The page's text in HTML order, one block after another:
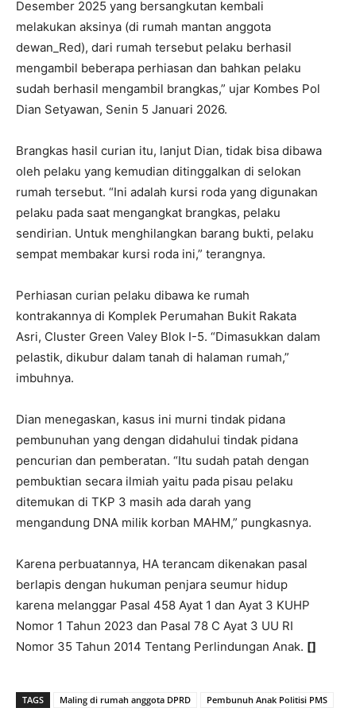
Desember 2025 yang bersangkutan kembali
melakukan aksinya (di rumah mantan anggota
dewan_Red), dari rumah tersebut pelaku berhasil
mengambil beberapa perhiasan dan bahkan pelaku
sudah berhasil mengambil brangkas,” ujar Kombes Pol
Dian Setyawan, Senin 5 Januari 2026.
Brangkas hasil curian itu, lanjut Dian, tidak bisa dibawa
oleh pelaku yang kemudian ditinggalkan di selokan
rumah tersebut. “Ini adalah kursi roda yang digunakan
pelaku pada saat mengangkat brangkas, pelaku
sendirian. Untuk menghilangkan barang bukti, pelaku
sempat membakar kursi roda ini,” terangnya.
Perhiasan curian pelaku dibawa ke rumah
kontrakannya di Komplek Perumahan Bukit Rakata
Asri, Cluster Green Valey Blok I-5. “Dimasukkan dalam
pelastik, dikubur dalam tanah di halaman rumah,”
imbuhnya.
Dian menegaskan, kasus ini murni tindak pidana
pembunuhan yang dengan didahului tindak pidana
pencurian dan pemberatan. “Itu sudah patah dengan
pembuktian secara ilmiah yaitu pada pisau pelaku
ditemukan di TKP 3 masih ada darah yang
mengandung DNA milik korban MAHM,” pungkasnya.
Karena perbuatannya, HA terancam dikenakan pasal
berlapis dengan hukuman penjara seumur hidup
karena melanggar Pasal 458 Ayat 1 dan Ayat 3 KUHP
Nomor 1 Tahun 2023 dan Pasal 78 C Ayat 3 UU RI
Nomor 35 Tahun 2014 Tentang Perlindungan Anak. []
TAGS Maling di rumah anggota DPRD
Pembunuh Anak Politisi PMS